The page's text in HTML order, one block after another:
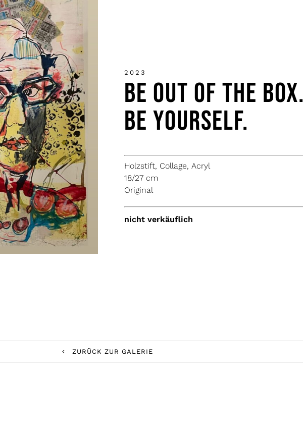
2023
Be Out Of The Box.
Be Yourself.
Holzstift, Collage, Acryl
18/27 cm
Original
nicht verkäuflich
ZURÜCK ZUR GALERIE